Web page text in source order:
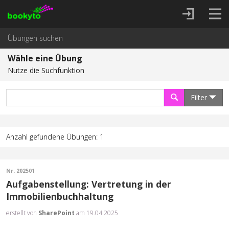
Übungen suchen
Wähle eine Übung
Nutze die Suchfunktion
Filter
Anzahl gefundene Übungen: 1
Nr. 202501
Aufgabenstellung: Vertretung in der
Immobilienbuchhaltung
erstellt von SharePoint am 19.04.2025